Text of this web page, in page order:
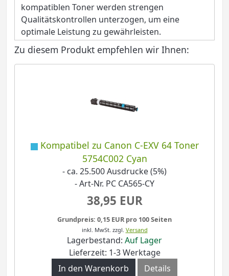
kompatiblen Toner werden strengen
Qualitätskontrollen unterzogen, um eine
optimale Leistung zu gewährleisten.
Zu diesem Produkt empfehlen wir Ihnen:
Kompatibel zu Canon C-EXV 64 Toner
5754C002 Cyan
- ca. 25.500 Ausdrucke (5%)
- Art-Nr. PC CA565-CY
38,95 EUR
Grundpreis: 0,15 EUR pro 100 Seiten
inkl. MwSt. zzgl. Versand
Lagerbestand: Auf Lager
Lieferzeit: 1-3 Werktage
In den Warenkorb
Details